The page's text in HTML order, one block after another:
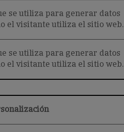
se utiliza para generar datos
el visitante utiliza el sitio web.
se utiliza para generar datos
el visitante utiliza el sitio web.